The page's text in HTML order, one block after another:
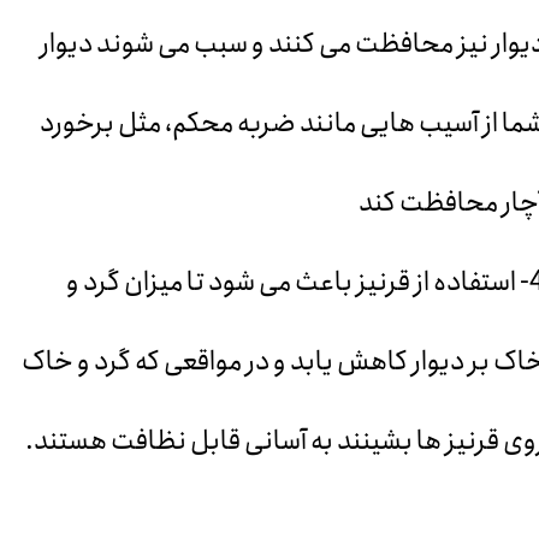
نیز محافظت می کنند و سبب می شوند دیوار
از آسیب هایی مانند ضربه محکم، مثل برخورد
محافظت کند
استفاده از قرنیز باعث می شود تا میزان گرد و
بر دیوار کاهش یابد و در مواقعی که گرد و خاک
قرنیز ها بشینند به آسانی قابل نظافت هستند.